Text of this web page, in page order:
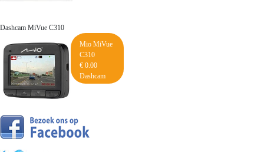
Dashcam MiVue C310
Mio MiVue
C310
€ 0.00
Dashcam